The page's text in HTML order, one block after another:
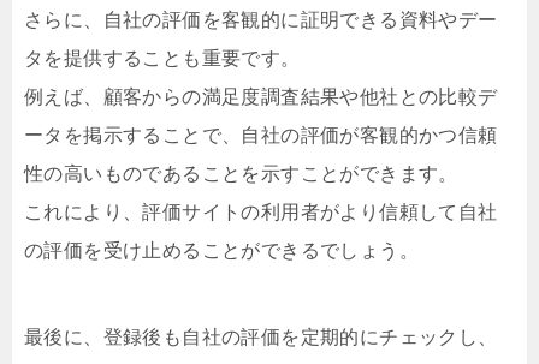
さらに、自社の評価を客観的に証明できる資料やデー
タを提供することも重要です。
例えば、顧客からの満足度調査結果や他社との比較デ
ータを掲示することで、自社の評価が客観的かつ信頼
性の高いものであることを示すことができます。
これにより、評価サイトの利用者がより信頼して自社
の評価を受け止めることができるでしょう。
最後に、登録後も自社の評価を定期的にチェックし、